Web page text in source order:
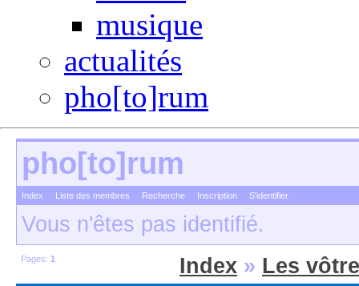
musique
actualités
pho[to]rum
pho[to]rum
Index Liste des membres Recherche Inscription S'identifier
Vous n'êtes pas identifié.
Pages: 1 Index » Les